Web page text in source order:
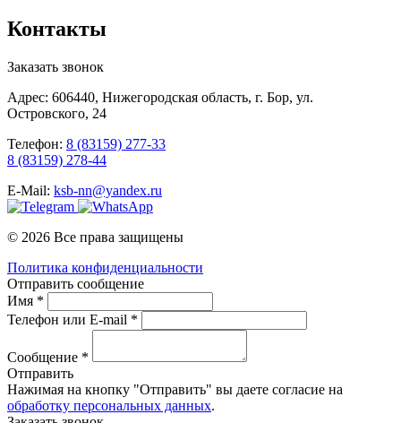
Контакты
Заказать звонок
Адрес: 606440, Нижегородская область, г. Бор, ул.
Островского, 24
Телефон: 8 (83159) 277-33
8 (83159) 278-44
E-Mail: ksb-nn@yandex.ru
© 2026 Все права защищены
Политика конфиденциальности
Отправить сообщение
Имя *
Телефон или E-mail *
Сообщение *
Отправить
Нажимая на кнопку "Отправить" вы даете согласие на
обработку персональных данных.